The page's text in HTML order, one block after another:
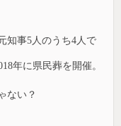
知事5人のうち4人で
年に県民葬を開催。
ない？